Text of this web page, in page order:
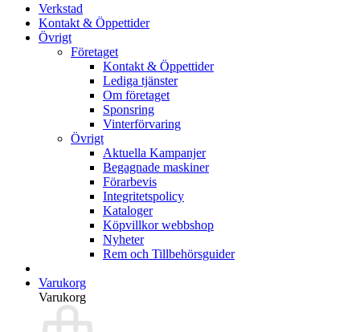
Verkstad
Kontakt & Öppettider
Övrigt
Företaget
Kontakt & Öppettider
Lediga tjänster
Om företaget
Sponsring
Vinterförvaring
Övrigt
Aktuella Kampanjer
Begagnade maskiner
Förarbevis
Integritetspolicy
Kataloger
Köpvillkor webbshop
Nyheter
Rem och Tillbehörsguider
Varukorg
Varukorg